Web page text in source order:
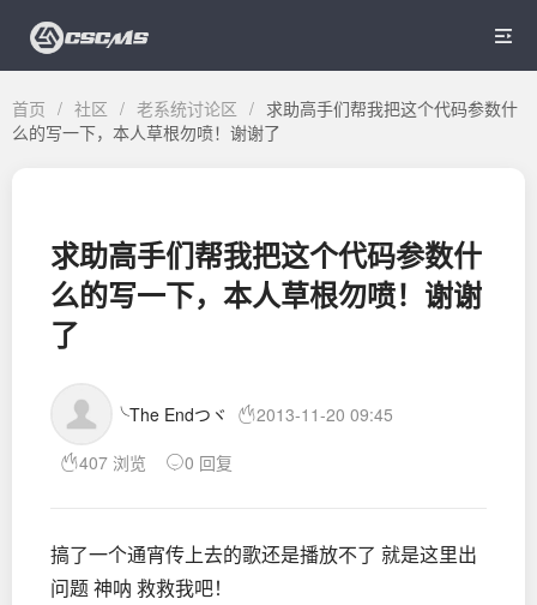

首页 / 社区 / 老系统讨论区 / 求助高手们帮我把这个代码参数什
么的写一下，本人草根勿喷！谢谢了
求助高手们帮我把这个代码参数什
么的写一下，本人草根勿喷！谢谢
了
╰The Endつヾ
2013-11-20 09:45
407 浏览
0 回复
搞了一个通宵传上去的歌还是播放不了 就是这里出
问题 神呐 救救我吧！